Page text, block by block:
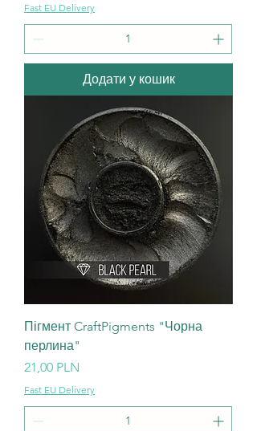
Fast EU Delivery
Додати у кошик
Пігмент CraftPigments "Чорна
перлина"
Ціна
21,00 PLN
Fast EU Delivery